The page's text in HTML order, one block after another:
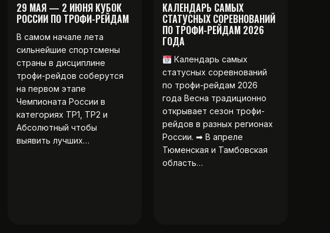
29 МАЯ — 2 ИЮНЯ КУБОК
РОССИИ ПО ТРОФИ-РЕЙДАМ
В самом начале лета
сильнейшие спортсмены
страны в дисциплине
трофи-рейдов соберутся
на первом этапе
Чемпионата России в
категориях ТР1, ТР2 и
Абсолютный чтобы
выявить лучших…
КАЛЕНДАРЬ САМЫХ
СТАТУСНЫХ СОРЕВНОВАНИЙ
ПО ТРОФИ-РЕЙДАМ 2026
ГОДА
Календарь самых
статусных соревнований
по трофи-рейдам 2026
года Весна традиционно
открывает сезон трофи-
рейдов в разных регионах
России. ➡ В апреле
Тюменская и Тамбовская
область…